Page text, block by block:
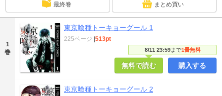
最終巻 まとめ買い
1
巻
東京喰種トーキョーグール 1
8/11 23:59まで1冊無料
225ページ |513pt
無料で読む 購入する
東京喰種トーキョーグール 2